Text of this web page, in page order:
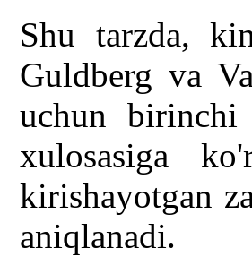
Shu tarzda,
Guldberg va
uchun
xulosasiga
kirishayotgan
aniqlanadi.